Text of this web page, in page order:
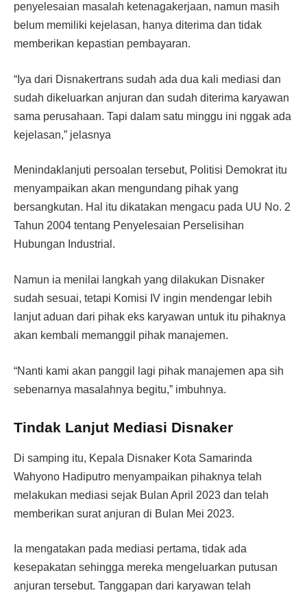
penyelesaian masalah ketenagakerjaan, namun masih
belum memiliki kejelasan, hanya diterima dan tidak
memberikan kepastian pembayaran.
“Iya dari Disnakertrans sudah ada dua kali mediasi dan
sudah dikeluarkan anjuran dan sudah diterima karyawan
sama perusahaan. Tapi dalam satu minggu ini nggak ada
kejelasan,” jelasnya
Menindaklanjuti persoalan tersebut, Politisi Demokrat itu
menyampaikan akan mengundang pihak yang
bersangkutan. Hal itu dikatakan mengacu pada UU No. 2
Tahun 2004 tentang Penyelesaian Perselisihan
Hubungan Industrial.
Namun ia menilai langkah yang dilakukan Disnaker
sudah sesuai, tetapi Komisi IV ingin mendengar lebih
lanjut aduan dari pihak eks karyawan untuk itu pihaknya
akan kembali memanggil pihak manajemen.
“Nanti kami akan panggil lagi pihak manajemen apa sih
sebenarnya masalahnya begitu,” imbuhnya.
Tindak Lanjut Mediasi Disnaker
Di samping itu, Kepala Disnaker Kota Samarinda
Wahyono Hadiputro menyampaikan pihaknya telah
melakukan mediasi sejak Bulan April 2023 dan telah
memberikan surat anjuran di Bulan Mei 2023.
Ia mengatakan pada mediasi pertama, tidak ada
kesepakatan sehingga mereka mengeluarkan putusan
anjuran tersebut. Tanggapan dari karyawan telah